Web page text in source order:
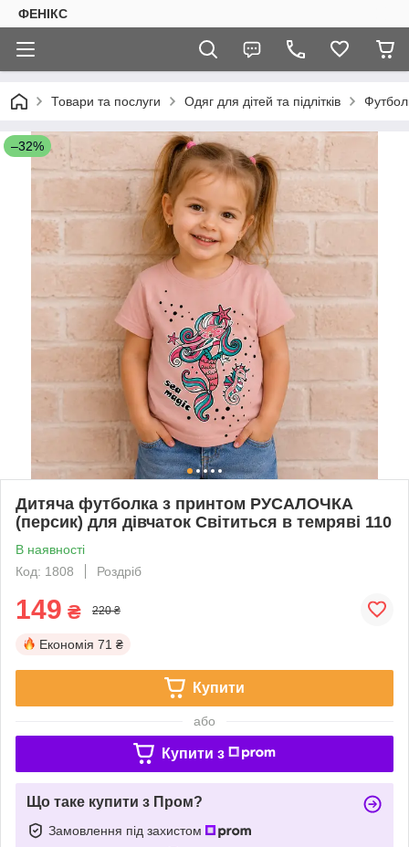
ФЕНІКС
Товари та послуги Одяг для дітей та підлітків
–32%
Дитяча футболка з принтом РУСАЛОЧКА
(персик) для дівчаток Світиться в темряві 110
В наявності
Код: 1808
Роздріб
149 ₴ 220 ₴
Економія 71 ₴
Купити
або
Купити з
Що таке купити з Пром?
Замовлення під захистом